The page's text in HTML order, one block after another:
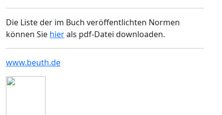
Die Liste der im Buch veröffentlichten Normen
können Sie hierals pdf-Datei downloaden.
www.beuth.de